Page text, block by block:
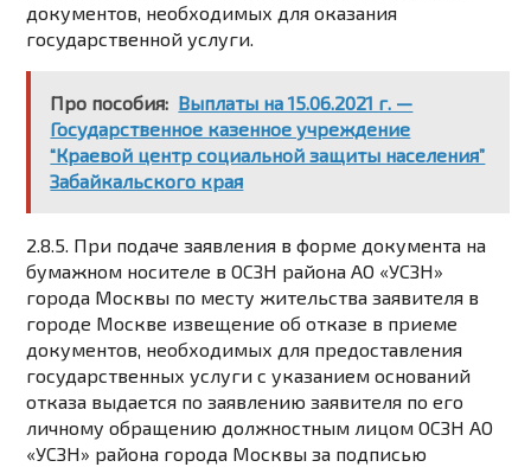
документов, необходимых для оказания
государственной услуги.
Про пособия: Выплаты на 15.06.2021 г. —
Государственное казенное учреждение
“Краевой центр социальной защиты населения”
Забайкальского края
2.8.5. При подаче заявления в форме документа на
бумажном носителе в ОСЗН района АО «УСЗН»
города Москвы по месту жительства заявителя в
городе Москве извещение об отказе в приеме
документов, необходимых для предоставления
государственных услуги с указанием оснований
отказа выдается по заявлению заявителя по его
личному обращению должностным лицом ОСЗН АО
«УСЗН» района города Москвы за подписью